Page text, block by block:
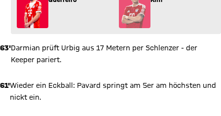
63'Darmian prüft Urbig aus 17 Metern per Schlenzer - der
Keeper pariert.
61'Wieder ein Eckball: Pavard springt am 5er am höchsten und
nickt ein.